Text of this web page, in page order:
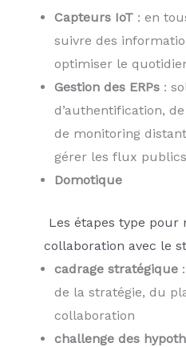
Capteurs IoT : en
suivre des
optimiser le
Gestion des ERPs :
d’authentification,
de monitoring
gérer les flux
Domotique
Les étapes type pour
collaboration avec le
cadrage stratégique
de la stratégie, du
collaboration
challenge des